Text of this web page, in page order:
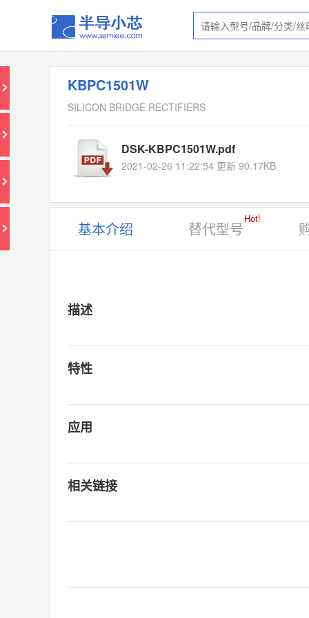
KBPC1501W
SILICON BRIDGE RECTIFIERS
DSK-KBPC1501W.pdf
2021-02-26 11:22:54 更新 90.17KB
基本介绍 替代型号
Hot!
描述
特性
应用
相关链接